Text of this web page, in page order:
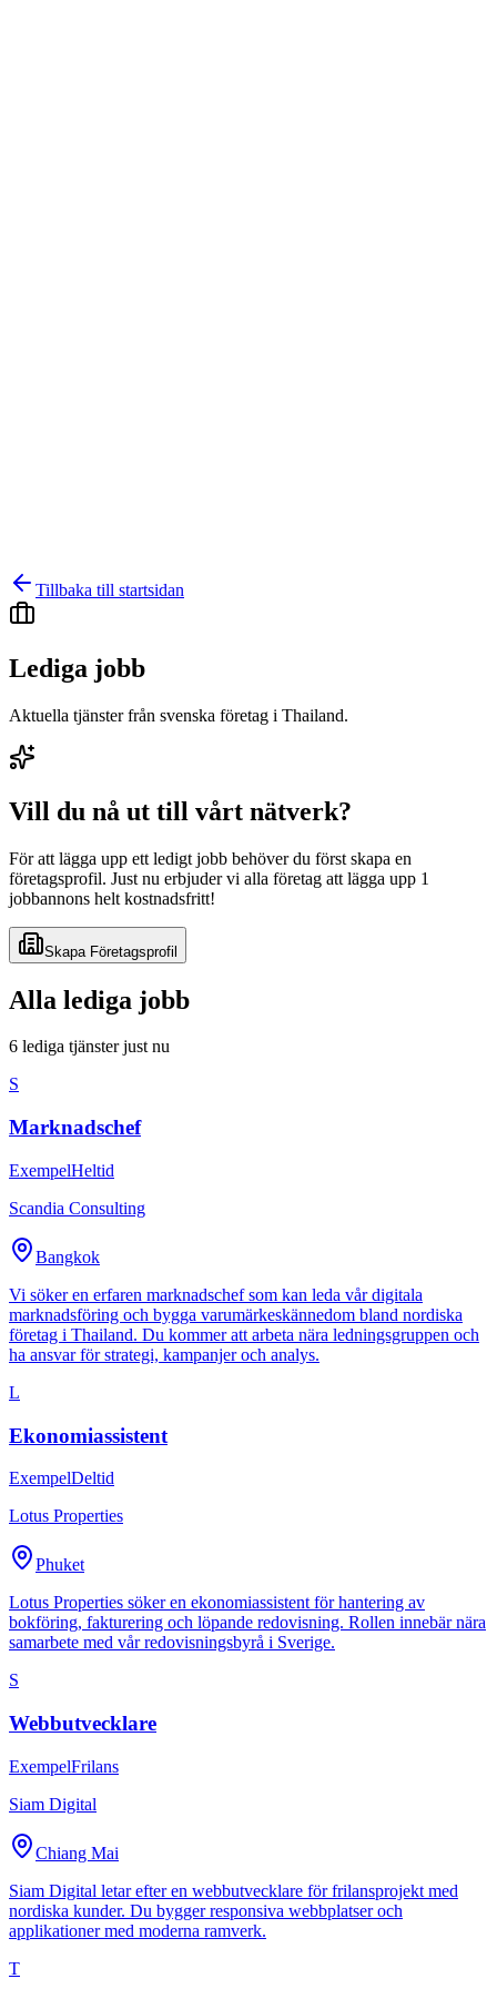
Tillbaka till startsidan
Lediga jobb
Aktuella tjänster från svenska företag i Thailand.
Vill du nå ut till vårt nätverk?
För att lägga upp ett ledigt jobb behöver du först skapa en
företagsprofil. Just nu erbjuder vi alla företag att lägga upp 1
jobbannons helt kostnadsfritt!
Skapa Företagsprofil
Alla lediga jobb
6 lediga tjänster just nu
S
Marknadschef
ExempelHeltid
Scandia Consulting
Bangkok
Vi söker en erfaren marknadschef som kan leda vår digitala
marknadsföring och bygga varumärkeskännedom bland nordiska
företag i Thailand. Du kommer att arbeta nära ledningsgruppen och
ha ansvar för strategi, kampanjer och analys.
L
Ekonomiassistent
ExempelDeltid
Lotus Properties
Phuket
Lotus Properties söker en ekonomiassistent för hantering av
bokföring, fakturering och löpande redovisning. Rollen innebär nära
samarbete med vår redovisningsbyrå i Sverige.
S
Webbutvecklare
ExempelFrilans
Siam Digital
Chiang Mai
Siam Digital letar efter en webbutvecklare för frilansprojekt med
nordiska kunder. Du bygger responsiva webbplatser och
applikationer med moderna ramverk.
T